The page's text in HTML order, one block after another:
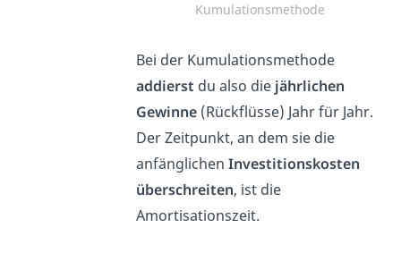
Kumulationsmethode
Bei der Kumulationsmethode
addierst du also die jährlichen
Gewinne (Rückflüsse) Jahr für Jahr.
Der Zeitpunkt, an dem sie die
anfänglichenInvestitionskosten
überschreiten, ist die
Amortisationszeit.